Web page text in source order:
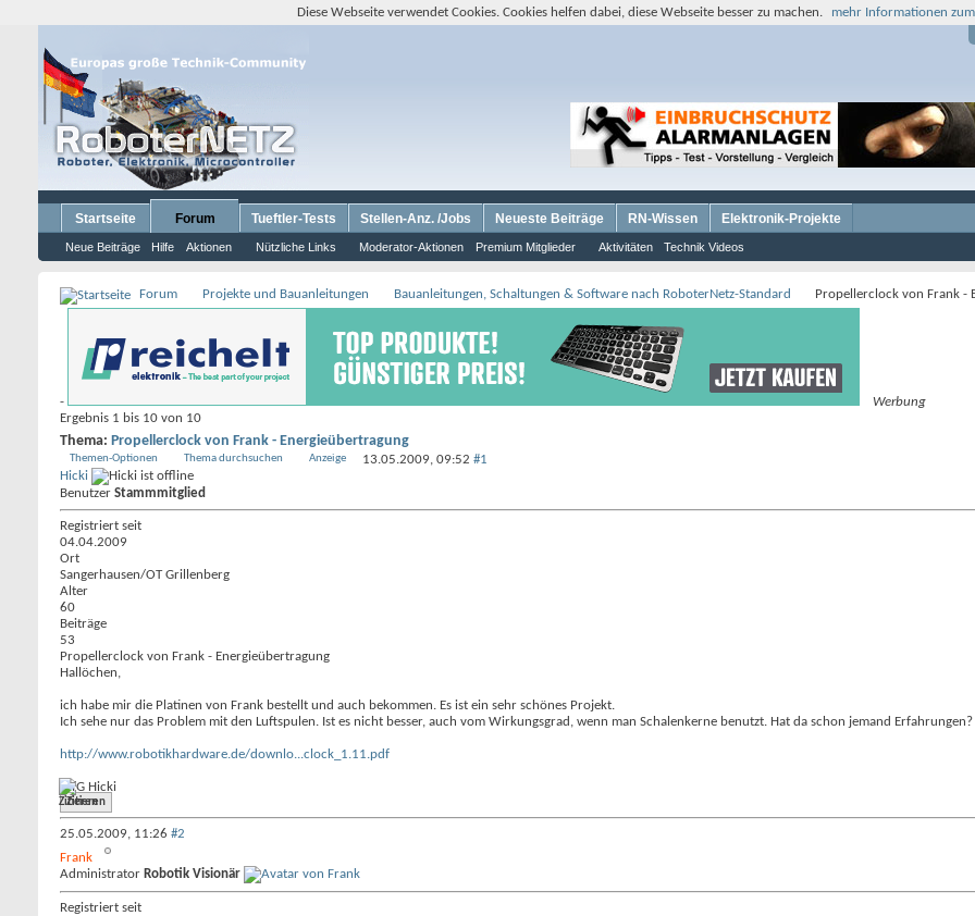
Startseite Forum
Neue Beiträge Hilfe Aktionen Nützliche Links Moderator-Aktionen Premium Mitglieder Aktivitäten Technik Videos
Tueftler-Tests Stellen-Anz. /Jobs Neueste Beiträge RN-Wissen Elektronik-Projekte
Forum Projekte und Bauanleitungen Bauanleitungen, Schaltungen & Software nach RoboterNetz-Standard Propellerclock von Frank -
-
Werbung
Ergebnis 1 bis 10 von 10
Thema: Propellerclock von Frank - Energieübertragung
Themen-Optionen Thema durchsuchen Anzeige 13.05.2009, 09:52 #1
Hicki
Benutzer Stammmitglied
Registriert seit
04.04.2009
Ort
Sangerhausen/OT Grillenberg
Alter
60
Beiträge
53
Propellerclock von Frank - Energieübertragung
Hallöchen,
ich habe mir die Platinen von Frank bestellt und auch bekommen. Es ist ein sehr schönes Projekt.
Ich sehe nur das Problem mit den Luftspulen. Ist es nicht besser, auch vom Wirkungsgrad, wenn man Schalenkerne benutzt. Hat da schon jemand
http://www.robotikhardware.de/downlo...clock_1.11.pdf
MfG Hicki
Zitieren
25.05.2009, 11:26 #2
Frank
Administrator Robotik Visionär
Registriert seit
Diese Webseite verwendet Cookies. Cookies helfen dabei, diese Webseite besser zu machen. mehr Informationen